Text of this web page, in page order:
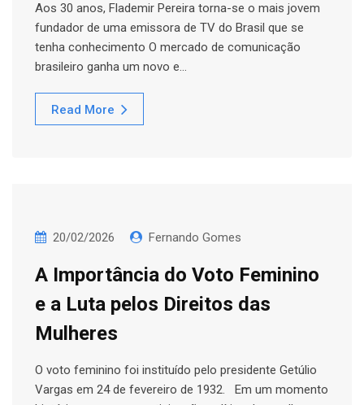
Aos 30 anos, Flademir Pereira torna-se o mais jovem
fundador de uma emissora de TV do Brasil que se
tenha conhecimento O mercado de comunicação
brasileiro ganha um novo e…
Read More
20/02/2026 Fernando Gomes
A Importância do Voto Feminino
e a Luta pelos Direitos das
Mulheres
O voto feminino foi instituído pelo presidente Getúlio
Vargas em 24 de fevereiro de 1932. Em um momento